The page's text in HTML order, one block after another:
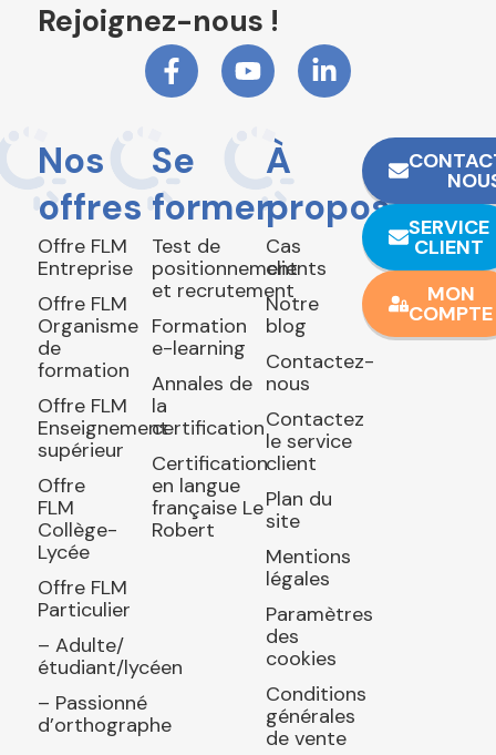
Rejoignez-nous !
Nos
offres
Offre FLM
Entreprise
Offre FLM
Organisme
de
formation
Offre FLM
Enseignement
supérieur
Offre
FLM
Collège-
Lycée
Offre FLM
Particulier
– Adulte/
étudiant/lycéen
– Passionné
d’orthographe
Se
former
Test de
positionnement
et recrutement
Formation
e-learning
Annales de
la
certification
Certification
en langue
française Le
Robert
À
propos
Cas
clients
Notre
blog
Contactez-
nous
Contactez
le service
client
Plan du
site
Mentions
légales
Paramètres
des
cookies
Conditions
générales
de vente
SERVICE
CLIENT
MON
COMPTE